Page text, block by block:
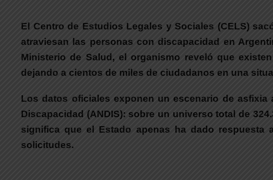
El Centro de Estudios Legales y Sociales (CELS)
atraviesan las personas con discapacidad en
Ministerio de Salud, el organismo reveló que
dejando a cientos de miles de ciudadanos en una
Los datos oficiales exponen un escenario de
Discapacidad (ANDIS): sobre un universo total de
significa que el Estado apenas ha dado respuesta
solicitudes.